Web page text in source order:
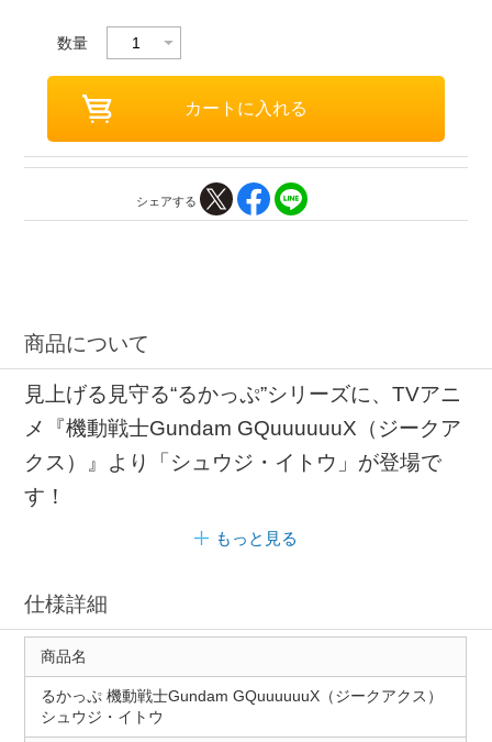
数量
シェアする
商品について
見上げる見守る“るかっぷ”シリーズに、TVアニ
メ『機動戦士Gundam GQuuuuuuX（ジークア
クス）』より「シュウジ・イトウ」が登場で
す！
もっと見る
仕様詳細
商品名
るかっぷ 機動戦士Gundam GQuuuuuuX（ジークアクス）
シュウジ・イトウ